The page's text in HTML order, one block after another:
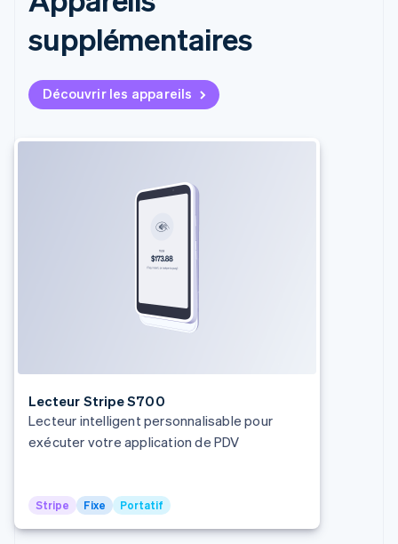
supplémentaires
Découvrir les appareils
Lecteur Stripe S700
Lecteur intelligent personnalisable pour
exécuter votre application de PDV
Stripe Fixe Portatif
简体中文English
English
EnglishItaliano
Danemark
简体中文
English
English
Hongrie
English
Irlande
English
Italie